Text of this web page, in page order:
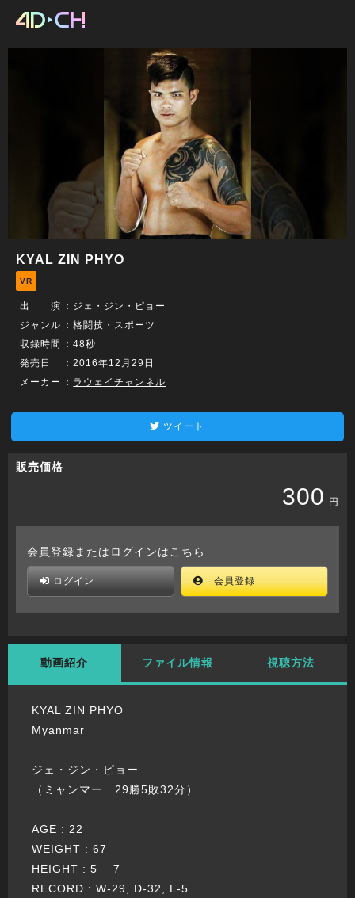
KYAL ZIN PHYO
VR
出 演 ： ジェ・ジン・ピョー
ジャンル ：格闘技・スポーツ
収録時間
：48秒
発売日
：2016年12月29日
メーカー
： ラウェイチャンネル
ツイート
販売価格
300 円
会員登録またはログインはこちら
ログイン 会員登録
動画紹介 ファイル情報 視聴方法
KYAL ZIN PHYO
Myanmar
ジェ・ジン・ピョー
（ミャンマー 29勝5敗32分）
AGE : 22
WEIGHT : 67
HEIGHT : 5 7
RECORD : W-29, D-32, L-5